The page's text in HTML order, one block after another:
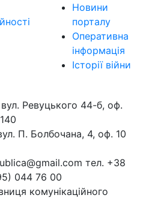
Новини
порталу
Оперативна
інформація
Історії війни
вул. Ревуцького 44-б, оф.
П. Болбочана, 4, оф. 10
тел. +38
044 76 00
комунікаційного